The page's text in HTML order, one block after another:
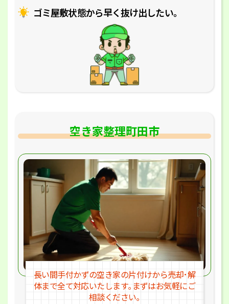
ゴミ屋敷状態から早く抜け出したい｡
空き家整理町田市
長い間手付かずの空き家の片付けから売却･解
体まで全て対応いたします｡ まずはお気軽にご
相談ください｡